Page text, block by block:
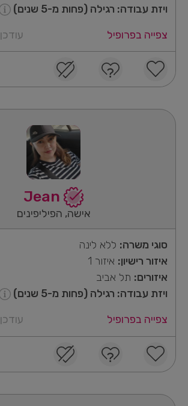
ויזת עבודה: רגילה (פחות מ-5 שנים)
צפייה בפרופיל
עודכן 09.08.2026
אישה, הפיליפינים
סוגי משרה: ללא לינה
איזור רישיון: איזור 1
איזורים: תל אביב
ויזת עבודה: רגילה (פחות מ-5 שנים)
צפייה בפרופיל
עודכן 09.08.2026